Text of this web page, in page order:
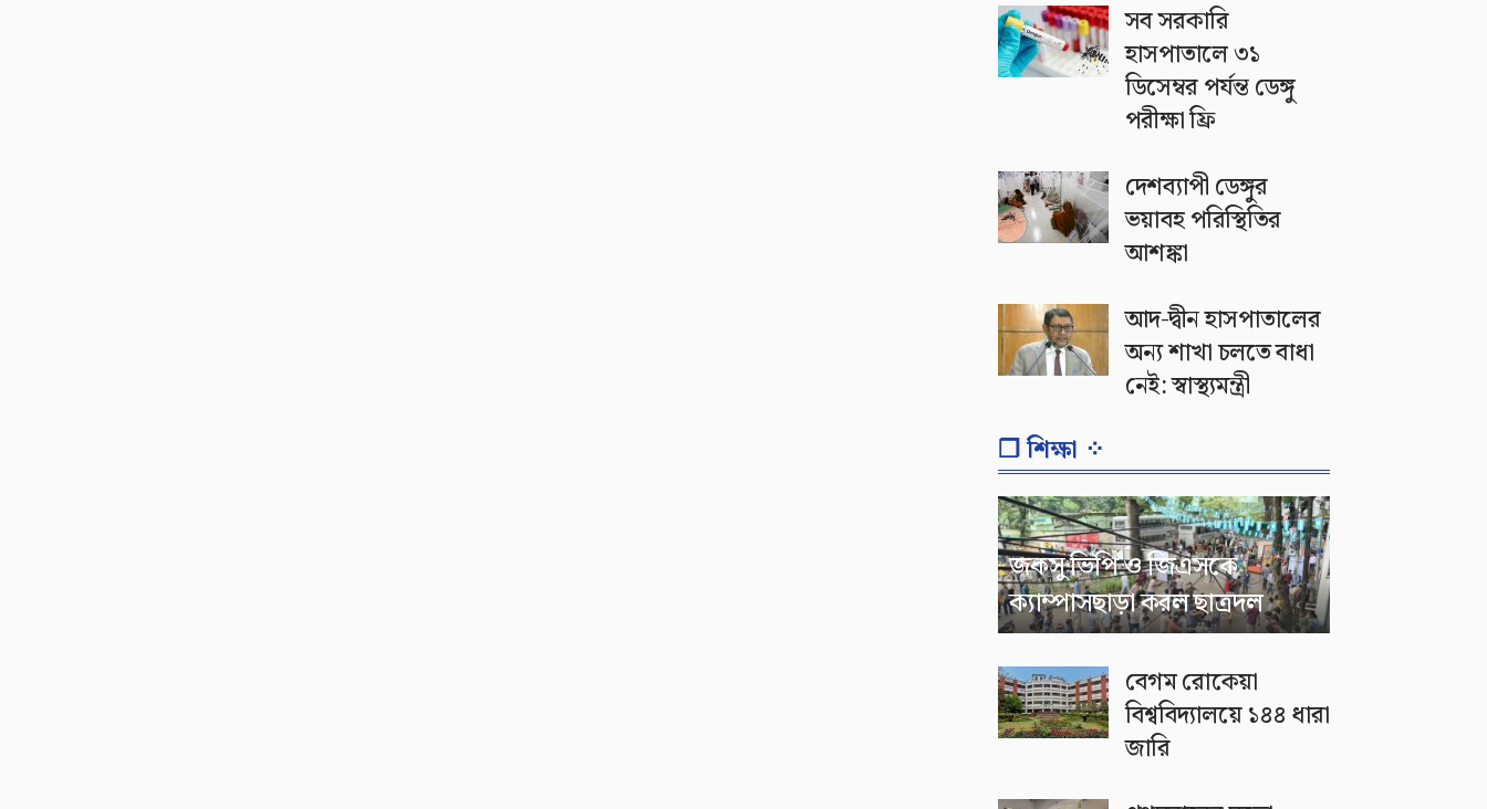
সব সরকারি
হাসপাতালে ৩১
ডিসেম্বর পর্যন্ত ডেঙ্গু
পরীক্ষা ফ্রি
দেশব্যাপী ডেঙ্গুর
ভয়াবহ পরিস্থিতির
আশঙ্কা
আদ-দ্বীন হাসপাতালের
অন্য শাখা চলতে বাধা
নেই: স্বাস্থ্যমন্ত্রী
❐ শিক্ষা ⁘
জকসু ভিপি ও জিএসকে
ক্যাম্পাসছাড়া করল ছাত্রদল
বেগম রোকেয়া
বিশ্ববিদ্যালয়ে ১৪৪ ধারা
জারি